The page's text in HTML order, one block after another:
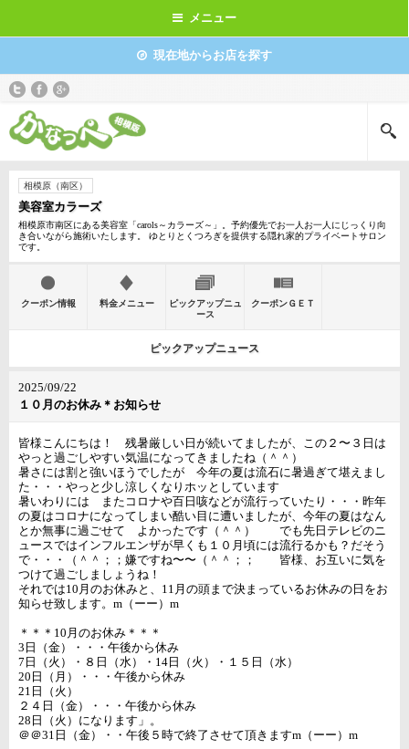
メニュー
現在地からお店を探す
相模原（南区）
美容室カラーズ
相模原市南区にある美容室「carols～カラーズ～」。予約優先でお一人お一人にじっくり向
き合いながら施術いたします。 ゆとりとくつろぎを提供する隠れ家的プライベートサロン
です。
クーポン情報 料金メニュー
ピックアップニュ
ース
クーポンＧＥＴ
ピックアップニュース
2025/09/22
１０月のお休み＊お知らせ
皆様こんにちは！ 残暑厳しい日が続いてましたが、この２〜３日は
やっと過ごしやすい気温になってきましたね（＾＾）
暑さには割と強いほうでしたが 今年の夏は流石に暑過ぎて堪えまし
た・・・やっと少し涼しくなりホッとしています
暑いわりには またコロナや百日咳などが流行っていたり・・・昨年
の夏はコロナになってしまい酷い目に遭いましたが、今年の夏はなん
とか無事に過ごせて よかったです（＾＾） でも先日テレビのニ
ュースではインフルエンザが早くも１０月頃には流行るかも？だそう
で・・・（＾＾；；嫌ですね〜〜（＾＾；； 皆様、お互いに気を
つけて過ごしましょうね！
それでは10月のお休みと、11月の頭まで決まっているお休みの日をお
知らせ致します。m（ーー）m
＊＊＊10月のお休み＊＊＊
3日（金）・・・午後から休み
7日（火）・８日（水）・14日（火）・１５日（水）
20日（月）・・・午後から休み
21日（火）
２４日（金）・・・午後から休み
28日（火）になります」。
＠＠31日（金）・・午後５時で終了させて頂きますm（ーー）m